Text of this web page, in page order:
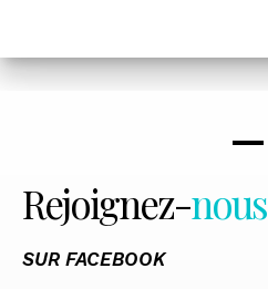
Rejoignez-nous
SUR FACEBOOK